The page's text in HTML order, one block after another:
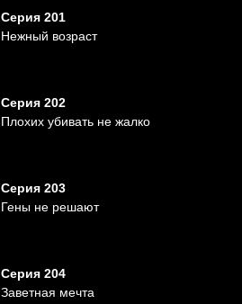
Серия 201
Нежный возраст
Серия 202
Плохих убивать не жалко
Серия 203
Гены не решают
Серия 204
Заветная мечта